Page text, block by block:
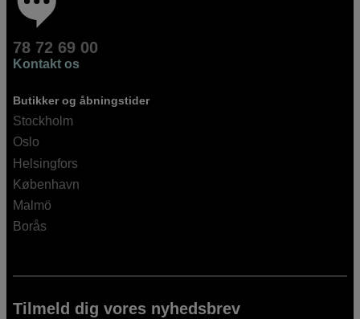
78 72 69 00
Kontakt os
Butikker og åbningstider
Stockholm
Oslo
Helsingfors
København
Malmö
Borås
Tilmeld dig vores nyhedsbrev